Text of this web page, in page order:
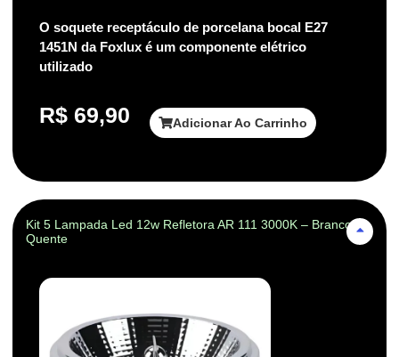
O soquete receptáculo de porcelana bocal E27
1451N da Foxlux é um componente elétrico
utilizado
R$ 69,90 Adicionar Ao Carrinho
Kit 5 Lampada Led 12w Refletora AR 111 3000K – Branco-
Quente